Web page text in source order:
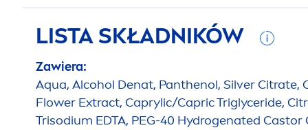
LISTA SKŁADNIKÓW
Zawiera:
Aqua, Alcohol Denat, Panthenol, Silver
Flower Extract, Caprylic/Capric Triglyceride,
Trisodium EDTA, PEG-40 Hydrogenated Castor